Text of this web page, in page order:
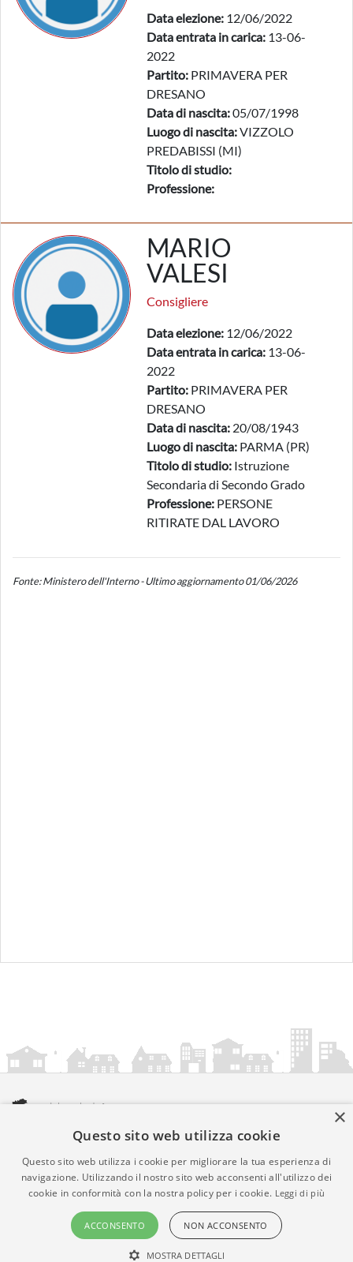
Data elezione: 12/06/2022
Data entrata in carica: 13-06-
2022
Partito: PRIMAVERA PER
DRESANO
Data di nascita:05/07/1998
Luogo di nascita:VIZZOLO
PREDABISSI (MI)
Titolo di studio:
Professione:
MARIO
VALESI
Consigliere
Data elezione: 12/06/2022
Data entrata in carica: 13-06-
2022
Partito: PRIMAVERA PER
DRESANO
Data di nascita: 20/08/1943
Luogo di nascita: PARMA (PR)
Titolo di studio: Istruzione
Secondaria di Secondo Grado
Professione: PERSONE
RITIRATE DAL LAVORO
Fonte: Ministero dell'Interno - Ultimo aggiornamento 01/06/2026
amministrazionicomunali.it è una iniziativa diartemedia.it
© Copyright MMXXIV - P.IVA 05400000724
Informazioni sul servizio |Informativa Privacy| Informativa
Cookies • Time 0.0086
×
Questo sito web utilizza cookie
Questo sito web utilizza i cookie per migliorare la tua esperienza di
navigazione. Utilizzando il nostro sito web acconsenti all'utilizzo dei
cookie in conformità con la nostra policy per i cookie. Leggi di più
ACCONSENTO NON ACCONSENTO
MOSTRA DETTAGLI